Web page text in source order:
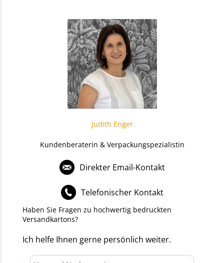
Judith Enger
Kundenberaterin & Verpackungspezialistin
Direkter Email-Kontakt
Telefonischer Kontakt
Haben Sie Fragen zu hochwertig bedruckten
Versandkartons?
Ich helfe Ihnen gerne persönlich weiter.